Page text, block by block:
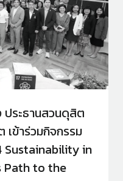
ระธานสวนดุสิต
ข้าร่วมกิจกรรม
Sustainability in
Path to the